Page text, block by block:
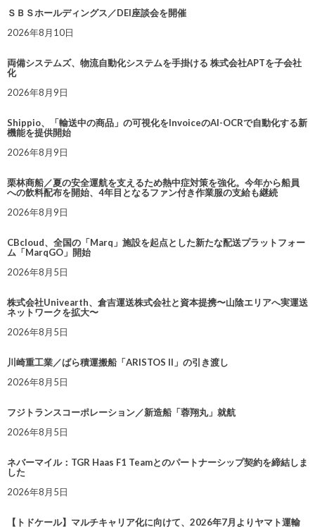
ＳＢＳホールディングス／DEI座談会を開催
2026年8月10日
両備システムズ、物流自動化システムを手掛ける 株式会社APTを子会社
化
2026年8月9日
Shippio、「輸送中の商品」の可視化をInvoiceのAI-OCRで自動化する新
機能を提供開始
2026年8月9日
栗林商船／夏の安全運航を支えるため熱中症対策を強化。今年から船員
への飲料配布を開始、4年目となるファン付き作業服の支給も継続
2026年8月9日
CBcloud、全国の「Marq」施設を起点とした新たな配送プラットフォー
ム「MarqGO」開始
2026年8月5日
株式会社Univearth、倉吉運送株式会社と資本提携〜山陰エリアへ実運送
ネットワークを拡大〜
2026年8月5日
川崎重工業／ばら積運搬船「ARISTOS II」の引き渡し
2026年8月5日
フジトランスコーポレーション／新造船「蓉翔丸」就航
2026年8月5日
ネバーマイル：TGR Haas F1 Teamとのパートナーシップ契約を締結しま
した
2026年8月5日
【トドケール】マルチキャリア化に向けて、2026年7月よりヤマト運輸